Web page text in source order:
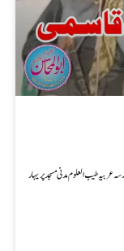
عربیہ طیب العلوم مدنی مسجد پریہار